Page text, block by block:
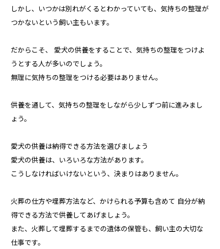
しかし、いつかは別れがくるとわかっていても、気持ちの整理が
つかないという飼い主もいます。
だからこそ、 愛犬の供養をすることで、気持ちの整理をつけよ
うとする人が多いのでしょう。
無理に気持ちの整理をつける必要はありません。
供養を通して、気持ちの整理をしながら少しずつ前に進みまし
ょう。
愛犬の供養は納得できる方法を選びましょう
愛犬の供養は、いろいろな方法があります。
こうしなければいけないという、決まりはありません。
火葬の仕方や埋葬方法など、かけられる予算も含めて 自分が納
得できる方法で供養してあげましょう。
また、火葬して埋葬するまでの遺体の保管も、飼い主の大切な
仕事です。